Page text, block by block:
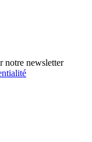
notre newsletter